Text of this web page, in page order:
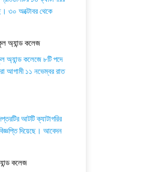
৩০ অক্টোবর থেকে
অ্যান্ড কলেজ
অ্যান্ড কলেজে ৮টি পদে
আগামী ১১ নভেম্বর রাত
আটটি ক্যাটাগরির
দিয়েছে। আবেদন
কলেজ